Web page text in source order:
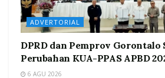
ADVERTORIAL
DPRD dan Pemprov Gorontalo
Perubahan KUA-PPAS APBD
6 AGU 2026